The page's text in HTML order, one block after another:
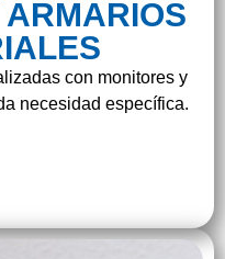
ARMARIOS
con monitores y
necesidad específica.